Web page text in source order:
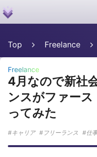
Top Freelance
Freelance
4月なので新社
ンスがファー
ってみた
キャリア フリーランス 仕